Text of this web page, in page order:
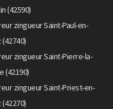
(42590)
zingueur Saint-Paul-en-
zingueur Saint-Pierre-la-
(42190)
zingueur Saint-Priest-en-